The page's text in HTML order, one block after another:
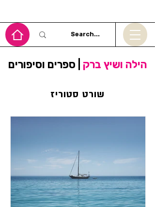
הילה ושיץ ברק | ספרים וסיפורים
שורט סטוריז